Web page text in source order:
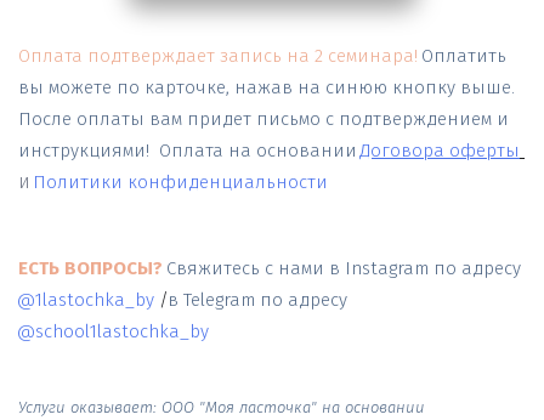
Оплата подтверждает запись на 2 семинара! Оплатить
вы можете по карточке, нажав на синюю кнопку выше.
После оплаты вам придет письмо с подтверждением и
инструкциями! Оплата на основании Договора оферты
и Политики конфиденциальности
ЕСТЬ ВОПРОСЫ? Свяжитесь с нами в Instagram по адресу
@1lastochka_by /в Telegram по адресу
@school1lastochka_by
Услуги оказывает: ООО "Моя ласточка" на основании